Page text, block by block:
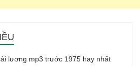
lương mp3 trước 1975 hay nhất